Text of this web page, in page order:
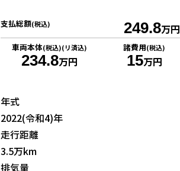
支払総額(税込) 249.8万円
車両本体(税込)(リ済込)
234.8万円
諸費用(税込)
15万円
年式
2022(令和4)年
走行距離
3.5万km
排気量